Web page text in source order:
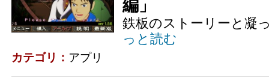
編」
鉄板のストーリーと凝
っと読む
カテゴリ： アプリ